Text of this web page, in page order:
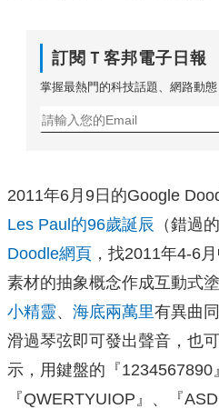
訂閱Ｔ客邦電子日報
掌握最熱門的科技話題、網路動
2011年6月9日的Google
Les Paul的96歲誕辰 （錯過
Doodle網頁 ，找2011年4-6
素材的抽象概念作成互動式
小精靈、 海底兩萬里有異曲
滑過琴弦即可發出聲音，也
示，用鍵盤的『1234567890
『QWERTYUIOP』、『